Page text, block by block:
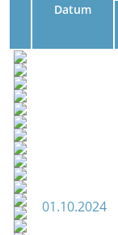
Datum
01.10.2024